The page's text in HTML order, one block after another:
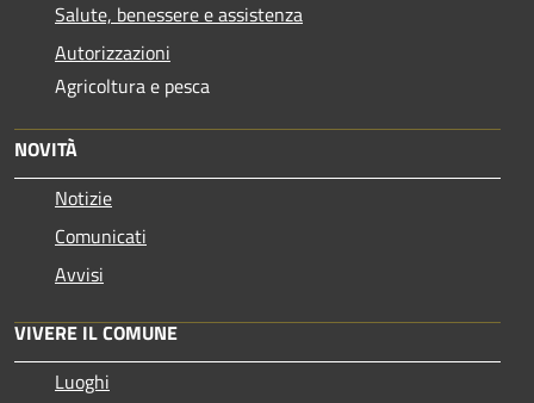
Salute, benessere e assistenza
Autorizzazioni
Agricoltura e pesca
NOVITÀ
Notizie
Comunicati
Avvisi
VIVERE IL COMUNE
Luoghi